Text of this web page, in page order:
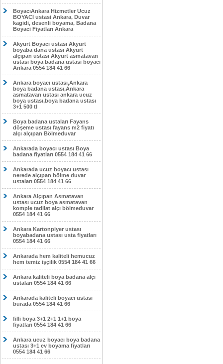
BoyacıAnkara Hizmetler Ucuz
BOYACI ustasi Ankara, Duvar
kagidi, desenli boyama, Badana
Boyaci Fiyatları Ankara
Akyurt Boyacı ustası Akyurt
boyaba dana ustası Akyurt
alçıpan ustası Akyurt asmatavan
ustası boya badana ustası boyacı
Ankara 0554 184 41 66
Ankara boyacı ustası,Ankara
boya badana ustası,Ankara
asmatavan ustası ankara ucuz
boya ustası,boya badana ustası
3+1 500 tl
Boya badana ustaları Fayans
döşeme ustası fayans m2 fiyatı
alçı alçıpan Bölmeduvar
Ankarada boyacı ustası Boya
badana fiyatları 0554 184 41 66
Ankarada ucuz boyacı ustası
nerede alçıpan bölme duvar
ustaları 0554 184 41 66
Ankara Alçıpan Asmatavan
ustası ucuz boya asmatavan
komple tadilat alçı bölmeduvar
0554 184 41 66
Ankara Kartonpiyer ustası
boyabadana ustası usta fiyatları
0554 184 41 66
Ankarada hem kaliteli hemucuz
hem temiz işçilik 0554 184 41 66
Ankara kaliteli boya badana alçı
ustaları 0554 184 41 66
Ankarada kaliteli boyacı ustası
burada 0554 184 41 66
filli boya 3+1 2+1 1+1 boya
fiyatları 0554 184 41 66
Ankara ucuz boyacı boya badana
ustası 3+1 ev boyama fiyatları
0554 184 41 66